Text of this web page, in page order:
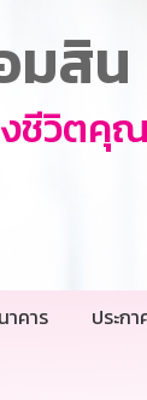
มสิน
ชีวิตคุณ
าคาร ประก